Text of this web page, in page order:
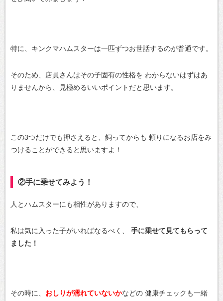
特に、キンクマハムスターは一匹ずつお世話するのが普通です。
そのため、店員さんはその子固有の性格を わからないはずはあ
りませんから、見極めるいいポイントだと思います。
この3つだけでも押さえると、飼ってからも 頼りになるお店をみ
つけることができると思いますよ！
②手に乗せてみよう！
人とハムスターにも相性がありますので、
私は気に入った子がいればなるべく、
手に乗せて見てもらって
ました！
その時に、 おしりが濡れていないかなどの 健康チェックも一緒